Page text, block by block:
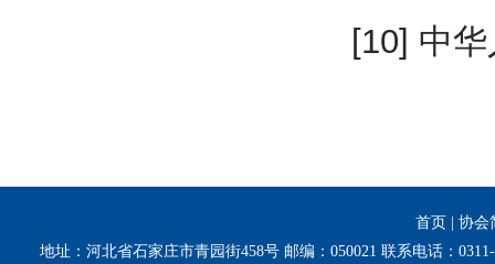
[10] 中
首页
协会
地址：河北省石家庄市青园街458号 邮编：050021 联系电话：